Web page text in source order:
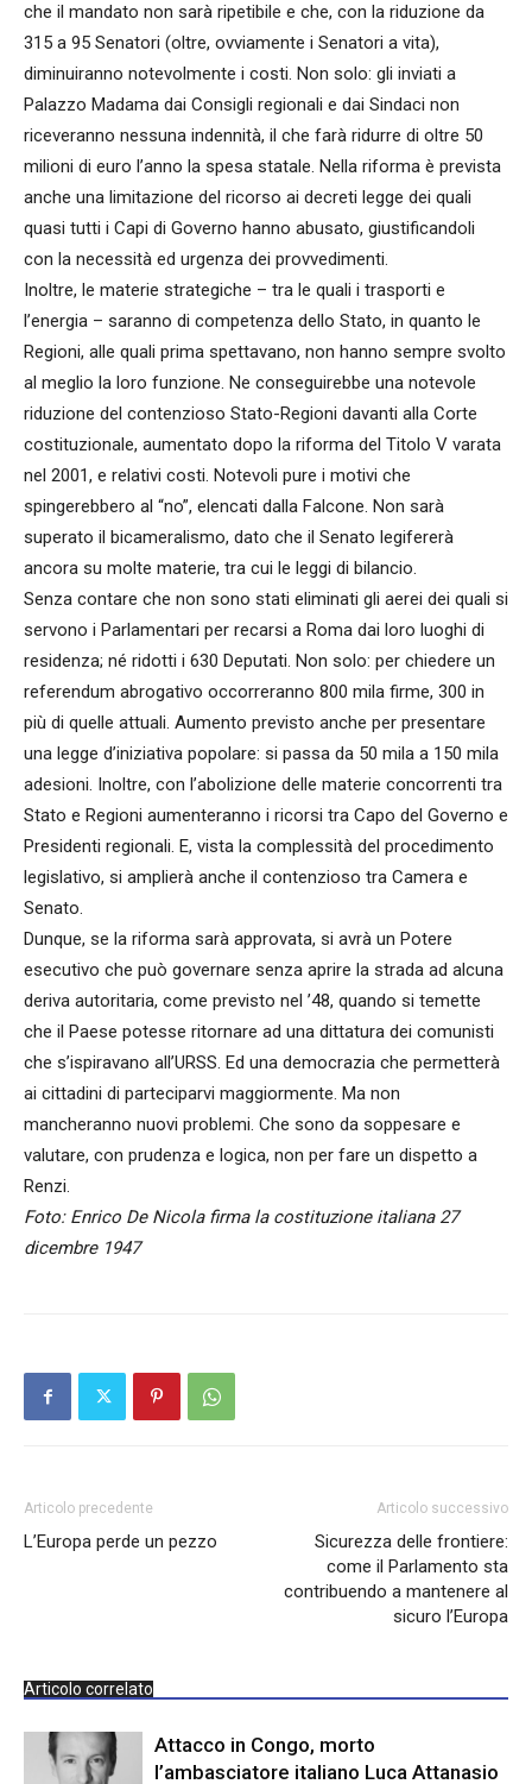
che il mandato non sarà ripetibile e che, con la riduzione da
315 a 95 Senatori (oltre, ovviamente i Senatori a vita),
diminuiranno notevolmente i costi. Non solo: gli inviati a
Palazzo Madama dai Consigli regionali e dai Sindaci non
riceveranno nessuna indennità, il che farà ridurre di oltre 50
milioni di euro l’anno la spesa statale. Nella riforma è prevista
anche una limitazione del ricorso ai decreti legge dei quali
quasi tutti i Capi di Governo hanno abusato, giustificandoli
con la necessità ed urgenza dei provvedimenti.
Inoltre, le materie strategiche – tra le quali i trasporti e
l’energia – saranno di competenza dello Stato, in quanto le
Regioni, alle quali prima spettavano, non hanno sempre svolto
al meglio la loro funzione. Ne conseguirebbe una notevole
riduzione del contenzioso Stato-Regioni davanti alla Corte
costituzionale, aumentato dopo la riforma del Titolo V varata
nel 2001, e relativi costi. Notevoli pure i motivi che
spingerebbero al “no”, elencati dalla Falcone. Non sarà
superato il bicameralismo, dato che il Senato legifererà
ancora su molte materie, tra cui le leggi di bilancio.
Senza contare che non sono stati eliminati gli aerei dei quali si
servono i Parlamentari per recarsi a Roma dai loro luoghi di
residenza; né ridotti i 630 Deputati. Non solo: per chiedere un
referendum abrogativo occorreranno 800 mila firme, 300 in
più di quelle attuali. Aumento previsto anche per presentare
una legge d’iniziativa popolare: si passa da 50 mila a 150 mila
adesioni. Inoltre, con l’abolizione delle materie concorrenti tra
Stato e Regioni aumenteranno i ricorsi tra Capo del Governo e
Presidenti regionali. E, vista la complessità del procedimento
legislativo, si amplierà anche il contenzioso tra Camera e
Senato.
Dunque, se la riforma sarà approvata, si avrà un Potere
esecutivo che può governare senza aprire la strada ad alcuna
deriva autoritaria, come previsto nel ’48, quando si temette
che il Paese potesse ritornare ad una dittatura dei comunisti
che s’ispiravano all’URSS. Ed una democrazia che permetterà
ai cittadini di parteciparvi maggiormente. Ma non
mancheranno nuovi problemi. Che sono da soppesare e
valutare, con prudenza e logica, non per fare un dispetto a
Renzi.
Foto: Enrico De Nicola firma la costituzione italiana 27
dicembre 1947
Articolo precedente
L’Europa perde un pezzo
Articolo successivo
Sicurezza delle frontiere:
come il Parlamento sta
contribuendo a mantenere al
sicuro l’Europa
Articolo correlato
Attacco in Congo, morto
l’ambasciatore italiano Luca Attanasio